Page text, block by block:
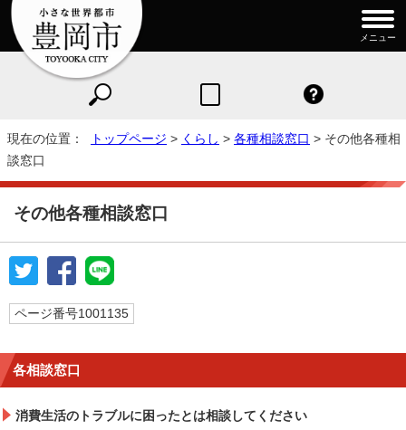
メニュー
現在の位置： トップページ > くらし > 各種相談窓口 > その他各種相
談窓口
その他各種相談窓口
ページ番号1001135
各相談窓口
消費生活のトラブルに困ったとは相談してください